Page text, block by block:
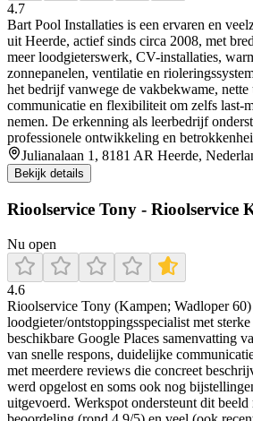
4.7
Bart Pool Installaties is een ervaren en
uit Heerde, actief sinds circa 2008, met
meer loodgieterswerk, CV-installaties,
zonnepanelen, ventilatie en
het bedrijf vanwege de vakbekwame,
communicatie en flexibiliteit om zelfs last-
nemen. De erkenning als leerbedrijf
professionele ontwikkeling en
Julianalaan 1, 8181 AR Heerde,
Bekijk details
Rioolservice Tony - Rioolservice
Nu open
4.6
Rioolservice Tony (Kampen; Wadloper 60)
loodgieter/ontstoppingsspecialist met
beschikbare Google Places samenvatting
van snelle respons, duidelijke
met meerdere reviews die concreet
werd opgelost en soms ook nog
uitgevoerd. Werkspot ondersteunt dit beeld